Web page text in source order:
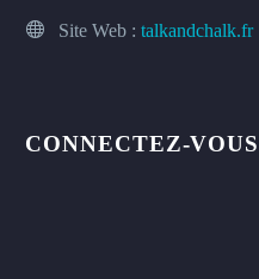
Site Web : talkandchalk.fr
CONNECTEZ-